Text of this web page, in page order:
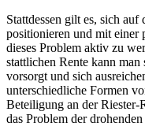
Stattdessen gilt es, sich
positionieren und mit einer
dieses Problem aktiv zu
stattlichen Rente kann
vorsorgt und sich
unterschiedliche Formen
Beteiligung an der Riester-
das Problem der